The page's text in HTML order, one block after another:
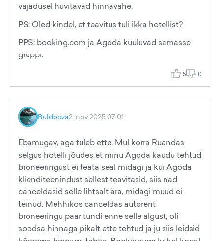
vajadusel hüvitavad hinnavahe.
PS: Oled kindel, et teavitus tuli ikka hotellist?
PPS: booking.com ja Agoda kuuluvad samasse
gruppi.
5 0
Buldooza2. nov 2025 07:01
Ebamugav, aga tuleb ette. Mul korra Ruandas
selgus hotelli jõudes et minu Agoda kaudu tehtud
broneeringust ei teata seal midagi ja kui Agoda
klienditeenindust sellest teavitasid, siis nad
canceldasid selle lihtsalt ära, midagi muud ei
teinud. Mehhikos canceldas autorent
broneeringu paar tundi enne selle algust, oli
soodsa hinnaga pikalt ette tehtud ja ju siis leidsid